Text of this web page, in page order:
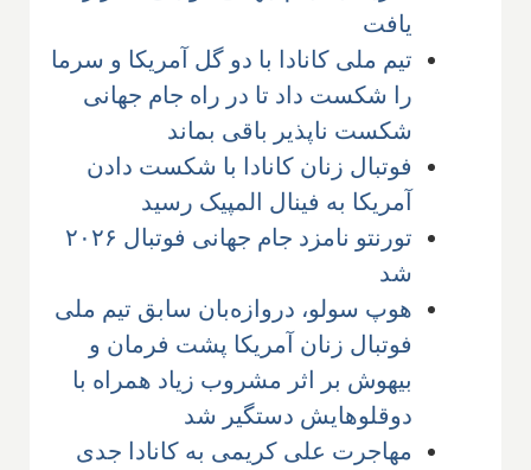
یافت
تیم ملی کانادا با دو گل آمریکا و سرما
را شکست داد تا در راه جام جهانی
شکست ناپذیر باقی بماند
فوتبال زنان کانادا با شکست دادن
آمریکا به فینال المپیک رسید
تورنتو نامزد جام جهانی فوتبال ۲۰۲۶
شد
هوپ سولو، دروازه‌بان سابق تیم ملی
فوتبال زنان آمریکا پشت فرمان و
بیهوش بر اثر مشروب زیاد همراه با
دوقلوهایش دستگیر شد
مهاجرت علی کریمی به کانادا جدی